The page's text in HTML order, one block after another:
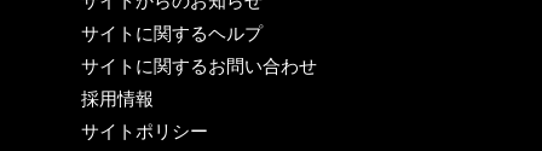
サイトに関するヘルプ
サイトに関するお問い合わせ
採用情報
サイトポリシー